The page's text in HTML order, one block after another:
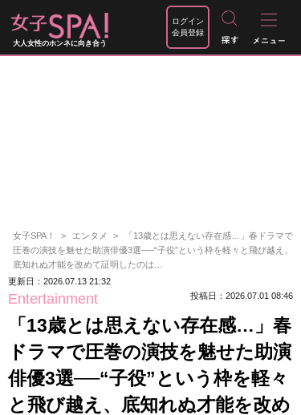
大人女性のホンネに向き合う
ログイン
会員登録
女子SPA！ エンタメ
「13歳とは思えない存在感…」春ドラマで
圧巻の演技を魅せた助演俳優3選──“子役”という枠を軽々と飛び越え、
底知れぬ才能を改めて証明したのは…
更新日：2026.07.13 21:32
Entertainment 投稿日：2026.07.01 08:46
「13歳とは思えない存在感…」春
ドラマで圧巻の演技を魅せた助演
俳優3選──“子役”という枠を軽々
と飛び越え、底知れぬ才能を改め